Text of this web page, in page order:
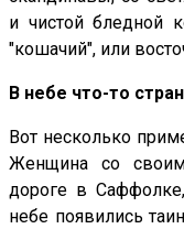
и чистой бледной
"кошачий", или
В небе что-то
Вот несколько
Женщина со
дороге в
небе появились